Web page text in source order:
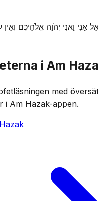
אָנִי וַאֲנִי יְהֹוָה אֱלֹהֵיכֶם וְאֵין
i Am
med
i Am Hazak-appen.